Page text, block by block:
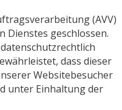
(AVV)
Dienstes geschlossen.
dass dieser
Websitebesucher
unter Einhaltung der